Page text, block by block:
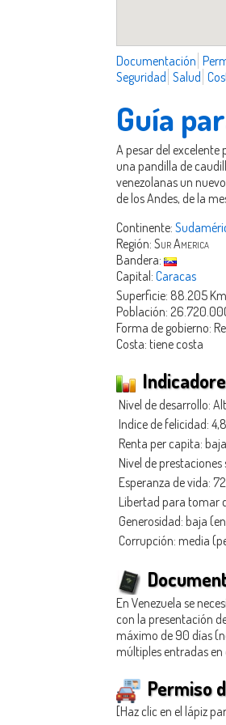
Documentación
Seguridad Salud
Guía
A pesar del
una pandilla de
venezolanas un
de los Andes, de la
Continente:
Región: Sur America
Bandera:
Capital: Caracas
Superficie: 88.205 Km
Población:
Forma de gobierno:
Costa: tiene costa
Nivel de desarrollo:
Indice de felicidad:
Renta per capita: baja
Nivel de prestaciones
Esperanza de vida:
Libertad para tomar
Generosidad: baja
Corrupción: media
En Venezuela se
con la presentación
máximo de 90 días
múltiples entradas en
Permiso
[Haz clic en el lápiz